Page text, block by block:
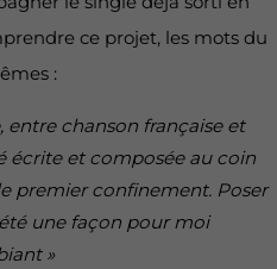
ce projet, les mots du
:
entre chanson française et
écrite et composée au coin
premier confinement. Poser
une façon pour moi
»